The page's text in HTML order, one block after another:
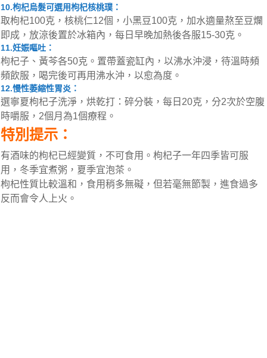
10.枸杞烏髮可選用枸杞核桃璞：
取枸杞100克，核桃仁12個，小黑豆100克，加水適量熬至豆爛
即成，放涼後置於冰箱內，每日早晚加熱後各服15-30克。
11.妊娠嘔吐：
枸杞子、黃芩各50克。置帶蓋瓷缸內，以沸水沖浸，待溫時頻
頻飲服，喝完後可再用沸水沖，以愈為度。
12.慢性萎縮性胃炎：
選寧夏枸杞子洗淨，烘乾打：碎分裝，每日20克，分2次於空腹
時嚼服，2個月為1個療程。
特別提示：
有酒味的枸杞已經變質，不可食用。枸杞子一年四季皆可服
用，冬季宜煮粥，夏季宜泡茶。
枸杞性質比較溫和，食用稍多無礙，但若毫無節製，進食過多
反而會令人上火。